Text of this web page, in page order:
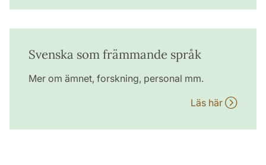
Svenska som främmande språk
Mer om ämnet, forskning, personal mm.
Läs här